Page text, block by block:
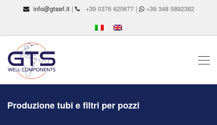
info@gtssrl.it| +39 0376 620677 | +39 348 5892382
Produzione tubi e filtri per pozzi